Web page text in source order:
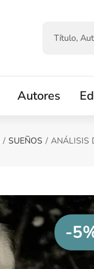
Autores
SUEÑOS ANÁLISIS
-